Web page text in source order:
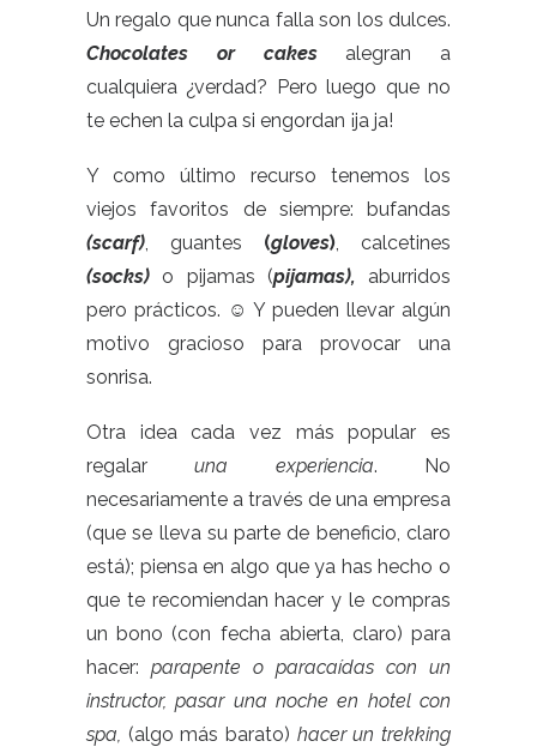
Un regalo que nunca falla son los dulces.
Chocolates or cakes alegran a
cualquiera ¿verdad? Pero luego que no
te echen la culpa si engordan ¡ja ja!
Y como último recurso tenemos los
viejos favoritos de siempre: bufandas
(scarf), guantes (gloves), calcetines
(socks) o pijamas (pijamas), aburridos
pero prácticos. ☺ Y pueden llevar algún
motivo gracioso para provocar una
sonrisa.
Otra idea cada vez más popular es
regalaruna experiencia. No
necesariamente a través de una empresa
(que se lleva su parte de beneficio, claro
está); piensa en algo que ya has hecho o
que te recomiendan hacer y le compras
un bono (con fecha abierta, claro) para
hacer: parapente o paracaídas con un
instructor, pasar una noche en hotel con
spa, (algo más barato) hacer un trekking